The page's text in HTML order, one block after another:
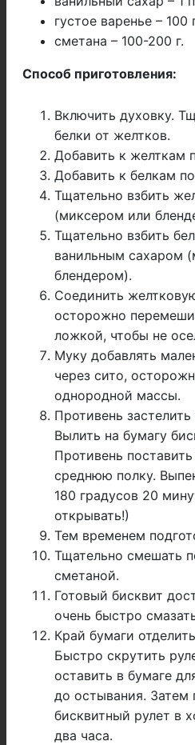
густое варенье – 100
сметана – 100-200 г.
Способ приготовления:
Включить духовку.
белки от желтков.
Добавить к желткам
Добавить к белкам
Тщательно взбить
(миксером или
Тщательно взбить
ванильным сахаром
блендером).
Соединить
осторожно
ложкой, чтобы не
Муку добавлять
через сито,
однородной массы.
Противень
Вылить на бумагу
Противень
среднюю полку.
180 градусов 20
открывать!)
Тем временем
Тщательно смешать
сметаной.
Готовый бисквит
очень быстро
Край бумаги
Быстро скрутить
оставить в бумаге
до остывания. Затем
бисквитный рулет в
два часа.